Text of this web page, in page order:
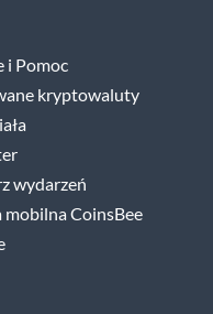
i Pomoc
kryptowaluty
wydarzeń
mobilna CoinsBee